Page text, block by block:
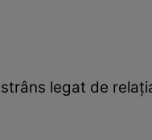
legat de